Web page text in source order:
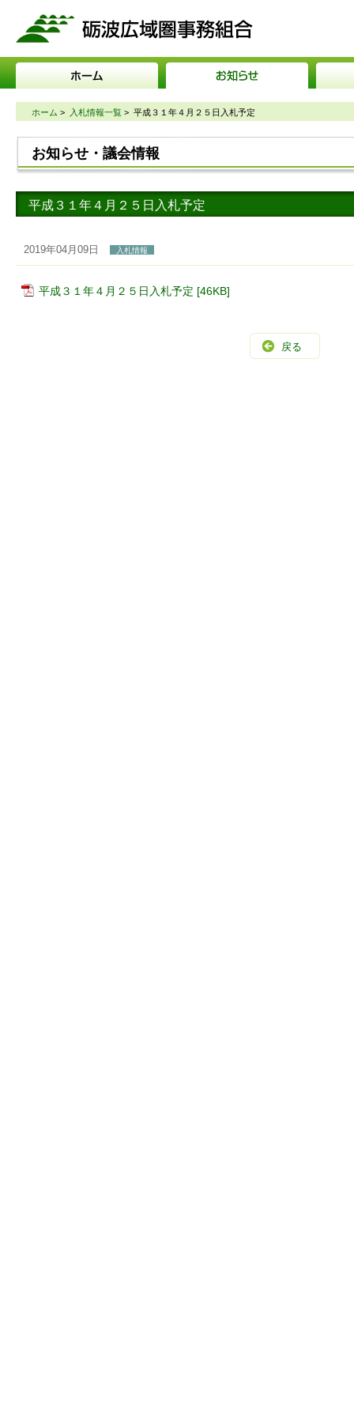
ホーム > 入札情報一覧 > 平成３１年４月２５日入札予定
お知らせ・議会情報
平成３１年４月２５日入札予定
2019年04月09日 入札情報
平成３１年４月２５日入札予定 [46KB]
戻る